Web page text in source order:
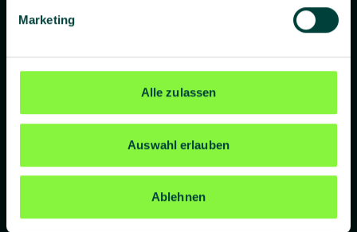
Marketing
Alle zulassen
Auswahl erlauben
Ablehnen
Blog
Lieferanten
Kontakt